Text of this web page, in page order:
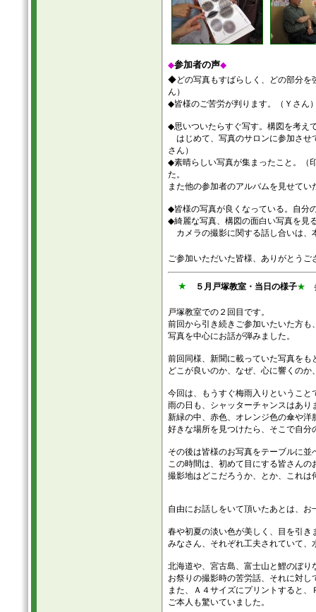
◆参加者の声◆
◆どの写真もすばらしく、どの部分を
ん）
◆皆様のご苦労が判ります。（Ｙさん
◆思いついたらすぐ写す。構図を考え
はじめて、写真のサロンに参加させ
さん）
◆素晴らしい写真が集まったこと。（
た。
また他の参加者のアルバムを見せて
◆皆様の写真が良くなっている。自分
◆綺麗な写真、構図の面白い写真を見
カメラの撮影に関する話し合いは、
ご参加いただいた皆様、ありがとう
★ ５月戸塚教室・当日の様子★
戸塚教室での２回目です。
前回から引き続きご参加いたいた方
写真を中心にお話が弾みました。
前回同様、新聞に載っていた写真を
どこが良いのか、なぜ、心に響くの
今回は、もうすぐ梅雨入りというこ
雨の日も、シャッターチャンスはあり
新緑の中、赤色、オレンジ色の傘や洋
好きな場所を見つけたら、そこで自
その後は皆様のお写真をテーブルに
この時間は、初めて目にする皆さんの
撮影地はどこだろうか、とか、これ
自由にお話しをいて頂いたあとは、
春や初夏の淡い色が美しく、目を引き
みなさん、それぞれ工夫されていて
北海道や、宮古島、富士山と鯉のぼ
お祭りの撮影時の苦労話、それに対
また、Ａ４サイズにプリントすると
ご本人も驚いていました。